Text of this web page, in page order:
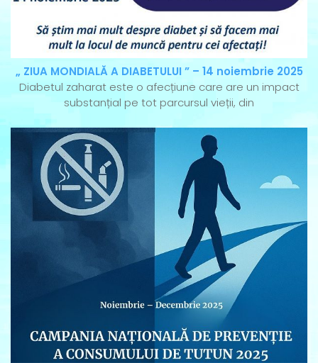
„ ZIUA MONDIALĂ A DIABETULUI ” – 14 noiembrie 2025
Diabetul zaharat este o afecțiune care are un impact
substanțial pe tot parcursul vieții, din